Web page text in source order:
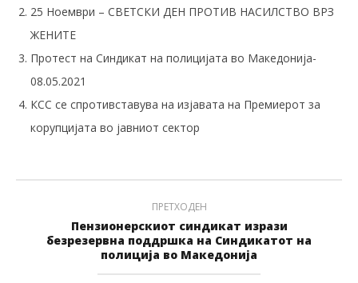
25 Ноември – СВЕТСКИ ДЕН ПРОТИВ НАСИЛСТВО ВРЗ
ЖЕНИТЕ
Протест на Синдикат на полицијата во Македонија-
08.05.2021
КСС се спротивставува на изјавата на Премиерот за
корупцијата во јавниот сектор
ПРЕТХОДЕН
Пензионерскиот синдикат изрази
безрезервна поддршка на Синдикатот на
полиција во Македонија